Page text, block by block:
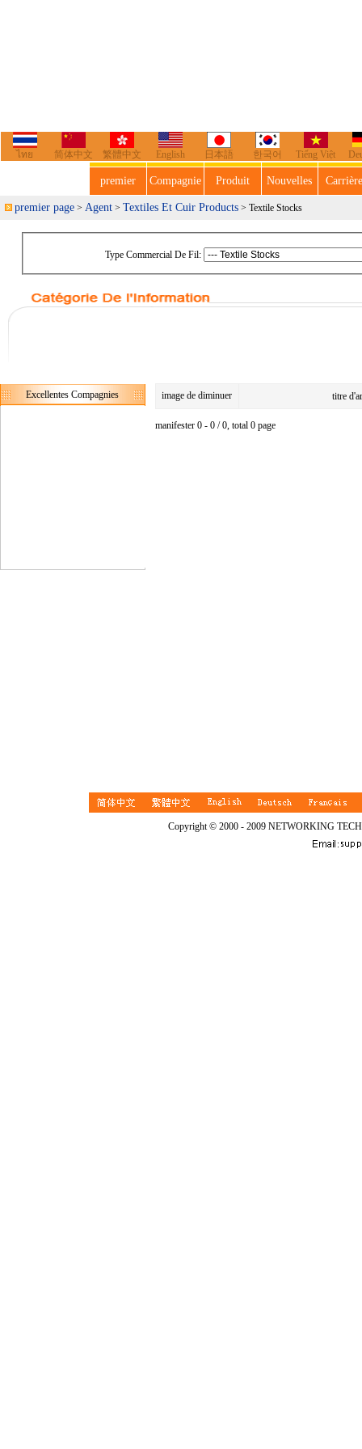
ไทย 简体中文 繁體中文 English 日本語 한국어 Tiếng Việt
premier Compagnie Produit Nouvelles
premier page > Agent > Textiles Et Cuir Products > Textile Stocks
Type Commercial De Fil:
Excellentes Compagnies image de diminuer titre
manifester 0 - 0 / 0, total 0 page
Copyright © 2000 - 2009 NETWORKING